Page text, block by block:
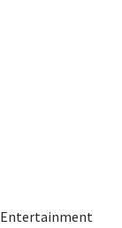
Entertainment